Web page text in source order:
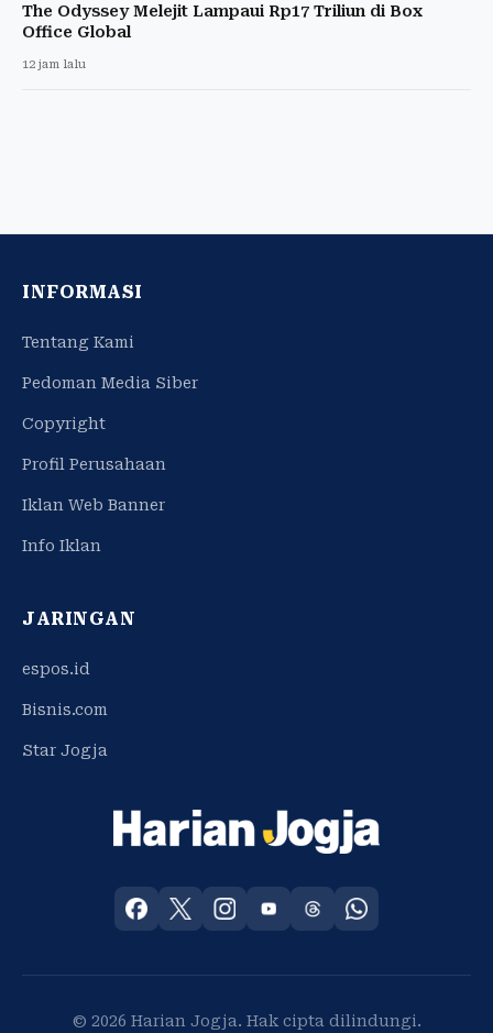
The Odyssey Melejit Lampaui Rp17 Triliun di Box
Office Global
12 jam lalu
INFORMASI
Tentang Kami
Pedoman Media Siber
Copyright
Profil Perusahaan
Iklan Web Banner
Info Iklan
JARINGAN
espos.id
Bisnis.com
Star Jogja
© 2026 Harian Jogja. Hak cipta dilindungi.